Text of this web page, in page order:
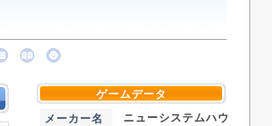
ゲームデータ
メーカー名
ニューシステムハウ